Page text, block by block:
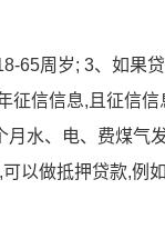
65周岁; 3、如果
征信信息,且征信信
月水、电、费煤气
以做抵押贷款,例如